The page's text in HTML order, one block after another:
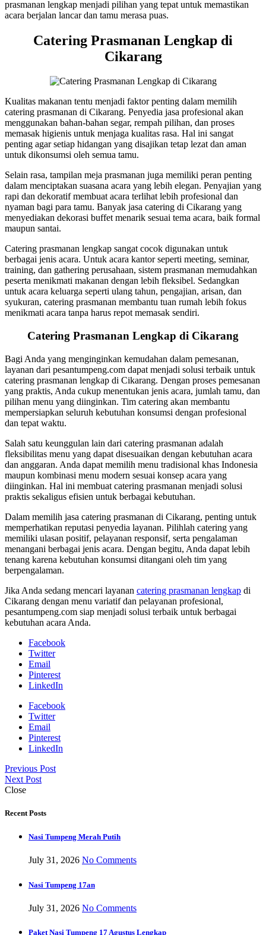
prasmanan lengkap menjadi pilihan yang tepat untuk memastikan
acara berjalan lancar dan tamu merasa puas.
Catering Prasmanan Lengkap di
Cikarang
Kualitas makanan tentu menjadi faktor penting dalam memilih
catering prasmanan di Cikarang. Penyedia jasa profesional akan
menggunakan bahan-bahan segar, rempah pilihan, dan proses
memasak higienis untuk menjaga kualitas rasa. Hal ini sangat
penting agar setiap hidangan yang disajikan tetap lezat dan aman
untuk dikonsumsi oleh semua tamu.
Selain rasa, tampilan meja prasmanan juga memiliki peran penting
dalam menciptakan suasana acara yang lebih elegan. Penyajian yang
rapi dan dekoratif membuat acara terlihat lebih profesional dan
nyaman bagi para tamu. Banyak jasa catering di Cikarang yang
menyediakan dekorasi buffet menarik sesuai tema acara, baik formal
maupun santai.
Catering prasmanan lengkap sangat cocok digunakan untuk
berbagai jenis acara. Untuk acara kantor seperti meeting, seminar,
training, dan gathering perusahaan, sistem prasmanan memudahkan
peserta menikmati makanan dengan lebih fleksibel. Sedangkan
untuk acara keluarga seperti ulang tahun, pengajian, arisan, dan
syukuran, catering prasmanan membantu tuan rumah lebih fokus
menikmati acara tanpa harus repot memasak sendiri.
Catering Prasmanan Lengkap di Cikarang
Bagi Anda yang menginginkan kemudahan dalam pemesanan,
layanan dari pesantumpeng.com dapat menjadi solusi terbaik untuk
catering prasmanan lengkap di Cikarang. Dengan proses pemesanan
yang praktis, Anda cukup menentukan jenis acara, jumlah tamu, dan
pilihan menu yang diinginkan. Tim catering akan membantu
mempersiapkan seluruh kebutuhan konsumsi dengan profesional
dan tepat waktu.
Salah satu keunggulan lain dari catering prasmanan adalah
fleksibilitas menu yang dapat disesuaikan dengan kebutuhan acara
dan anggaran. Anda dapat memilih menu tradisional khas Indonesia
maupun kombinasi menu modern sesuai konsep acara yang
diinginkan. Hal ini membuat catering prasmanan menjadi solusi
praktis sekaligus efisien untuk berbagai kebutuhan.
Dalam memilih jasa catering prasmanan di Cikarang, penting untuk
memperhatikan reputasi penyedia layanan. Pilihlah catering yang
memiliki ulasan positif, pelayanan responsif, serta pengalaman
menangani berbagai jenis acara. Dengan begitu, Anda dapat lebih
tenang karena kebutuhan konsumsi ditangani oleh tim yang
berpengalaman.
Jika Anda sedang mencari layanan catering prasmanan lengkap di
Cikarang dengan menu variatif dan pelayanan profesional,
pesantumpeng.com siap menjadi solusi terbaik untuk berbagai
kebutuhan acara Anda.
Facebook
Twitter
Email
Pinterest
LinkedIn
Facebook
Twitter
Email
Pinterest
LinkedIn
Previous Post
Next Post
Close
Recent Posts
Nasi Tumpeng Merah Putih
July 31, 2026 No Comments
Nasi Tumpeng 17an
July 31, 2026 No Comments
Paket Nasi Tumpeng 17 Agustus Lengkap